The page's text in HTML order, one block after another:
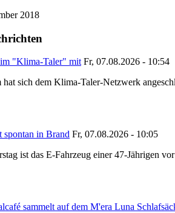
2018
"Klima-Taler" mit Fr, 07.08.2026 - 10:54
sich dem Klima-Taler-Netzwerk
spontan in Brand Fr, 07.08.2026 - 10:05
ist das E-Fahrzeug einer 47-Jährigen
sammelt auf dem M'era Luna